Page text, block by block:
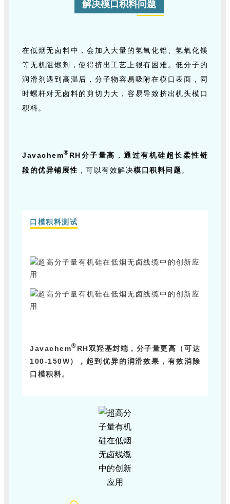
解决模口积料问题
在低烟无卤料中，会加入大量的氢氧化铝、氢氧化镁
等无机阻燃剂，使得挤出工艺上很有困难。低分子的
润滑剂遇到高温后，分子物容易吸附在模口表面，同
时螺杆对无卤料的剪切力大，容易导致挤出机头模口
积料。
Javachem® RH分子量高 ， 通过有机硅超长柔性链
段的优异铺展性 ，可以有效解决模口积料问题。
口模积料测试
Javachem® RH双羟基封端，分子量更高（可达
100-150W），起到优异的润滑效果，有效消除
口模积料。
2